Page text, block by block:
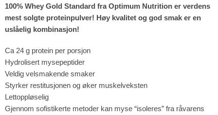
100% Whey Gold Standard fra Optimum Nutrition er verdens
mest solgte proteinpulver! Høy kvalitet og god smak er en
uslåelig kombinasjon!
Ca 24 g protein per porsjon
Hydrolisert mysepeptider
Veldig velsmakende smaker
Styrker restitusjonen og øker muskelveksten
Lettoppløselig
Gjennom sofistikerte metoder kan myse “isoleres” fra råvarens